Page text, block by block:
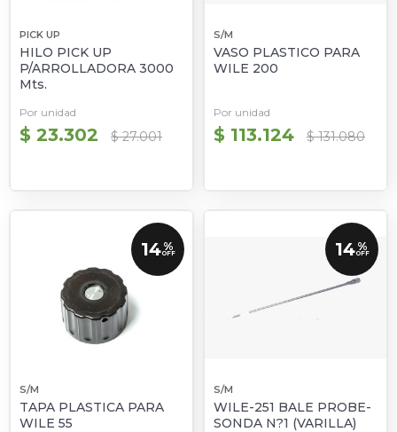
PICK UP
HILO PICK UP
P/ARROLLADORA 3000
Mts.
Por unidad
$ 23.302 $ 27.001
S/M
VASO PLASTICO PARA
WILE 200
Por unidad
$ 113.124 $ 131.080
14 %
OFF
S/M
TAPA PLASTICA PARA
WILE 55
14 %
OFF
S/M
WILE-251 BALE PROBE-
SONDA N?1 (VARILLA)